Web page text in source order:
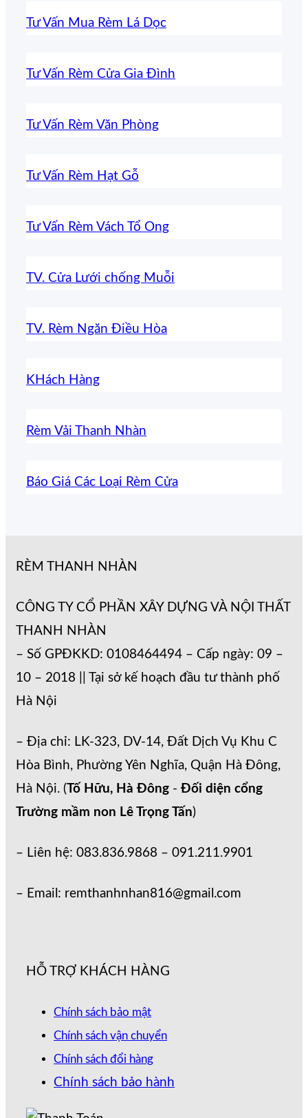
Tư Vấn Mua Rèm Lá Dọc
Tư Vấn Rèm Cửa Gia Đình
Tư Vấn Rèm Văn Phòng
Tư Vấn Rèm Hạt Gỗ
Tư Vấn Rèm Vách Tổ Ong
TV. Cửa Lưới chống Muỗi
TV. Rèm Ngăn Điều Hòa
KHách Hàng
Rèm Vải Thanh Nhàn
Báo Giá Các Loại Rèm Cửa
RÈM THANH NHÀN
CÔNG TY CỔ PHẦN XÂY DỰNG VÀ NỘI THẤT
THANH NHÀN
– Số GPĐKKD: 0108464494 – Cấp ngày: 09 –
10 – 2018 || Tại sở kế hoạch đầu tư thành phố
Hà Nội
– Địa chỉ: LK-323, DV-14, Đất Dịch Vụ Khu C
Hòa Bình, Phường Yên Nghĩa, Quận Hà Đông,
Hà Nội. (Tố Hữu, Hà Đông - Đối diện cổng
Trường mầm non Lê Trọng Tấn)
– Liên hệ: 083.836.9868 – 091.211.9901
– Email: remthanhnhan816@gmail.com
HỖ TRỢ KHÁCH HÀNG
Chính sách bảo mật
Chính sách vận chuyển
Chính sách đổi hàng
Chính sách bảo hành